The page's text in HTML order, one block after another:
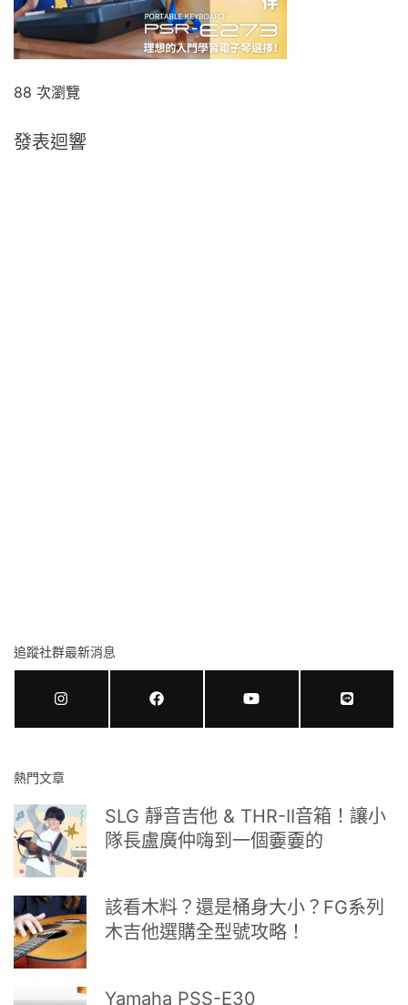
88 次瀏覽
發表迴響
追蹤社群最新消息
熱門文章
SLG 靜音吉他 & THR-II音箱！讓小
隊長盧廣仲嗨到一個嫑嫑的
該看木料？還是桶身大小？FG系列
木吉他選購全型號攻略！
Yamaha PSS-E30